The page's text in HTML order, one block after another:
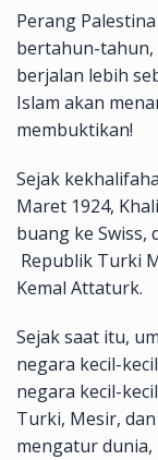
Perang
bertahun-tahun,
berjalan lebih
Islam akan
membuktikan!
Sejak
Maret 1924,
buang ke
Republik Turki
Kemal Attaturk.
Sejak saat itu,
negara kecil-
negara kecil-
Turki, Mesir,
mengatur